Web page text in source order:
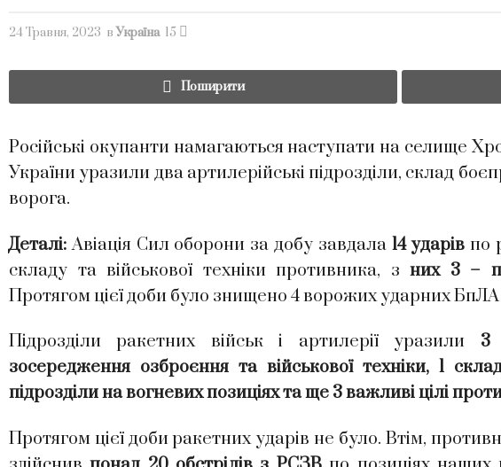
24 Травня, 2023 в Україна 15
Поширити
Російські окупанти намагаються наступати на селище
України уразили два артилерійські підрозділи, склад
ворога.
Деталі: Авіація Сил оборони за добу завдала 14 ударівпо
складу та військової техніки противника, з них 3 –
Протягом цієї доби було знищено 4 ворожих ударних БпЛА
Підрозділи ракетних військ і артилерії уразили 3
зосередження озброєння та військової техніки, 1
підрозділи на вогневих позиціях та ще 3 важливі цілі
Протягом цієї доби ракетних ударів не було. Втім,